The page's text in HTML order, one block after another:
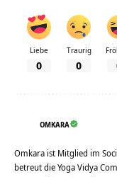
Liebe
0
Traurig
0
OMKARA
Omkara ist Mitglied im
betreut die Yoga Vidya